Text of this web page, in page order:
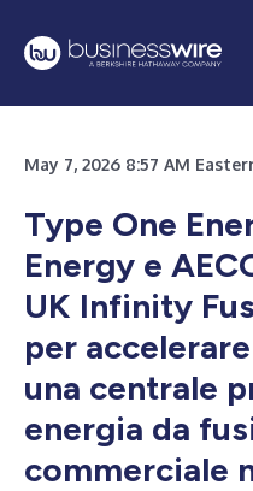
May 7, 2026 8:57 AM
Type One
Energy e
UK Infinity
per
una centrale
energia da
commerciale